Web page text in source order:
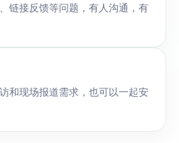
链接反馈等问题，有人沟通，有
和现场报道需求，也可以一起安